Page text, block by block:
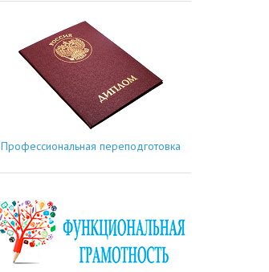
Профессиональная переподготовка